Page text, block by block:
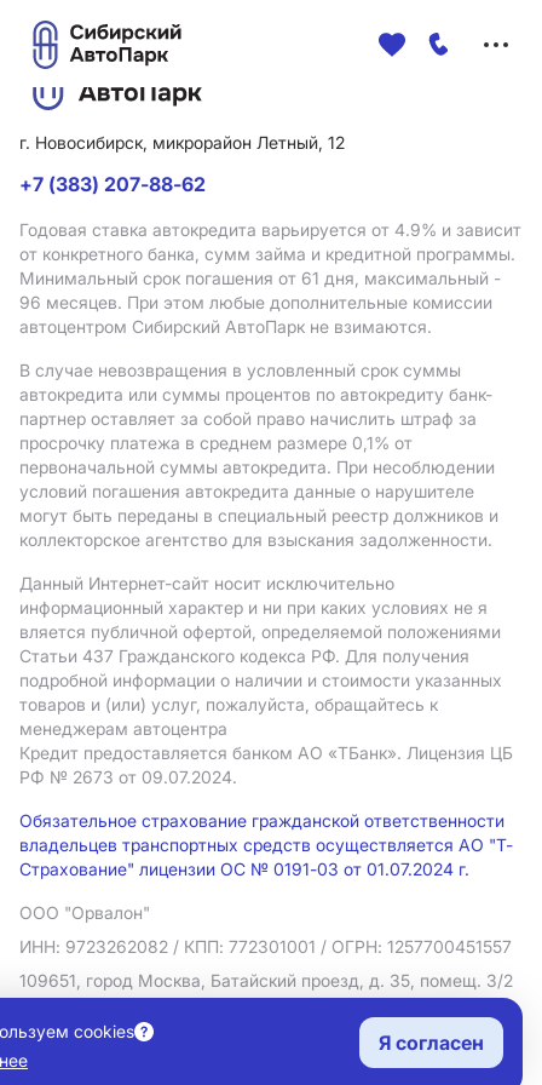
г. Новосибирск, микрорайон Летный, 12
+7 (383) 207-88-62
Годовая ставка автокредита варьируется от 4.9% и зависит
от конкретного банка, сумм займа и кредитной программы.
Минимальный срок погашения от 61 дня, максимальный -
96 месяцев. При этом любые дополнительные комиссии
автоцентром Сибирский АвтоПарк не взимаются.
В случае невозвращения в условленный срок суммы
автокредита или суммы процентов по автокредиту банк-
партнер оставляет за собой право начислить штраф за
просрочку платежа в среднем размере 0,1% от
первоначальной суммы автокредита. При несоблюдении
условий погашения автокредита данные о нарушителе
могут быть переданы в специальный реестр должников и
коллекторское агентство для взыскания задолженности.
Данный Интернет-сайт носит исключительно
информационный характер и ни при каких условиях не я
вляется публичной офертой, определяемой положениями
Статьи 437 Гражданского кодекса РФ. Для получения
подробной информации о наличии и стоимости указанных
товаров и (или) услуг, пожалуйста, обращайтесь к
менеджерам автоцентра
Кредит предоставляется банком АO «ТБанк». Лицензия ЦБ
РФ № 2673 от 09.07.2024.
Обязательное страхование гражданской ответственности
владельцев транспортных средств осуществляется АО "Т-
Страхование" лицензии ОС № 0191-03 от 01.07.2024 г.
ООО "Орвалон"
ИНН: 9723262082 / КПП: 772301001 / ОГРН: 1257700451557
109651, город Москва, Батайский проезд, д. 35, помещ. 3/2
Политика в отношении обработки персональных данных
Согласие на рекламную рассылку
Правовая информация
cookies
Я согласен